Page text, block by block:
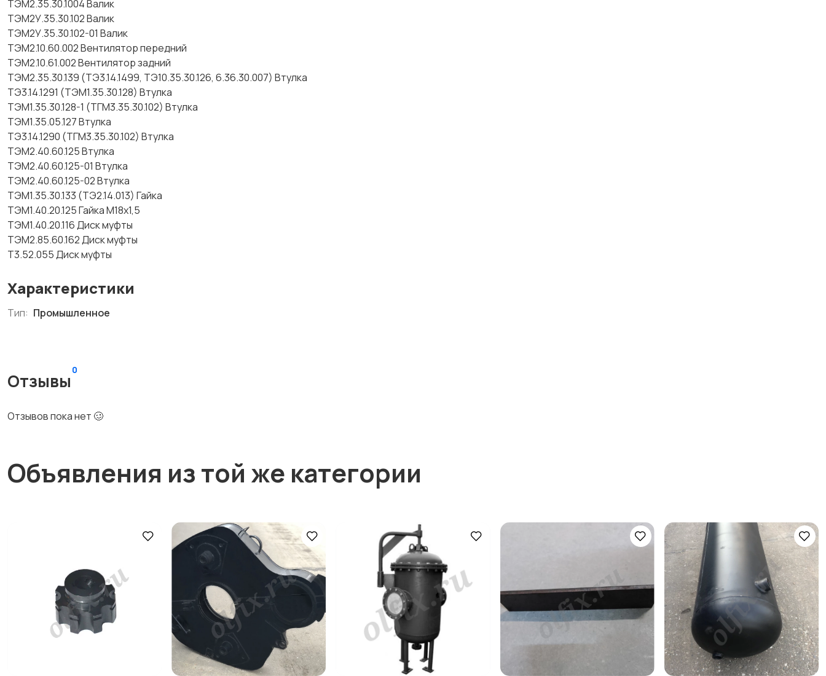
ТЭМ2.35.30.1004 Валик
ТЭМ2У.35.30.102 Валик
ТЭМ2У.35.30.102-01 Валик
ТЭМ2.10.60.002 Вентилятор передний
ТЭМ2.10.61.002 Вентилятор задний
ТЭМ2.35.30.139 (ТЭ3.14.1499, ТЭ10.35.30.126, 6.36.30.007) Втулка
ТЭ3.14.1291 (ТЭМ1.35.30.128) Втулка
ТЭМ1.35.30.128-1 (ТГМ3.35.30.102) Втулка
ТЭМ1.35.05.127 Втулка
ТЭ3.14.1290 (ТГМ3.35.30.102) Втулка
ТЭМ2.40.60.125 Втулка
ТЭМ2.40.60.125-01 Втулка
ТЭМ2.40.60.125-02 Втулка
ТЭМ1.35.30.133 (ТЭ2.14.013) Гайка
ТЭМ1.40.20.125 Гайка М18х1,5
ТЭМ1.40.20.116 Диск муфты
ТЭМ2.85.60.162 Диск муфты
Т3.52.055 Диск муфты
Характеристики
Тип: Промышленное
Отзывы
0
Отзывов пока нет 🥴
Объявления из той же категории